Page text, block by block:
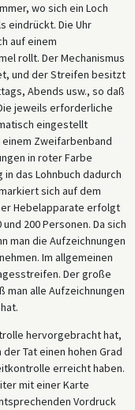
wo sich ein Loch
eindrückt. Die Uhr
auf einem
rollt. Der Mechanismus
und der Streifen besitzt
Abends usw., so daß
jeweils erforderliche
eingestellt
Zweifarbenband
in roter Farbe
das Lohnbuch dadurch
sich auf dem
Hebelapparate erfolgt
200 Personen. Da sich
man die Aufzeichnungen
Im allgemeinen
Der große
alle Aufzeichnungen
hervorgebracht hat,
Tat einen hohen Grad
erreicht haben.
mit einer Karte
Vordruck